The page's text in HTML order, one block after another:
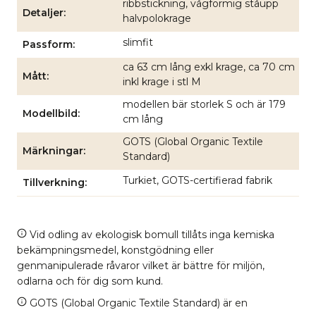
Detaljer
ribbstickning, vågformig ståupp
halvpolokrage
Passform slimfit
Mått
ca 63 cm lång exkl krage, ca 70 cm
inkl krage i stl M
Modellbild
modellen bär storlek S och är 179
cm lång
Märkningar
GOTS (Global Organic Textile
Standard)
Tillverkning Turkiet, GOTS-certifierad fabrik
Vid odling av ekologisk bomull tillåts inga kemiska
bekämpningsmedel, konstgödning eller
genmanipulerade råvaror vilket är bättre för miljön,
odlarna och för dig som kund.
GOTS (Global Organic Textile Standard) är en